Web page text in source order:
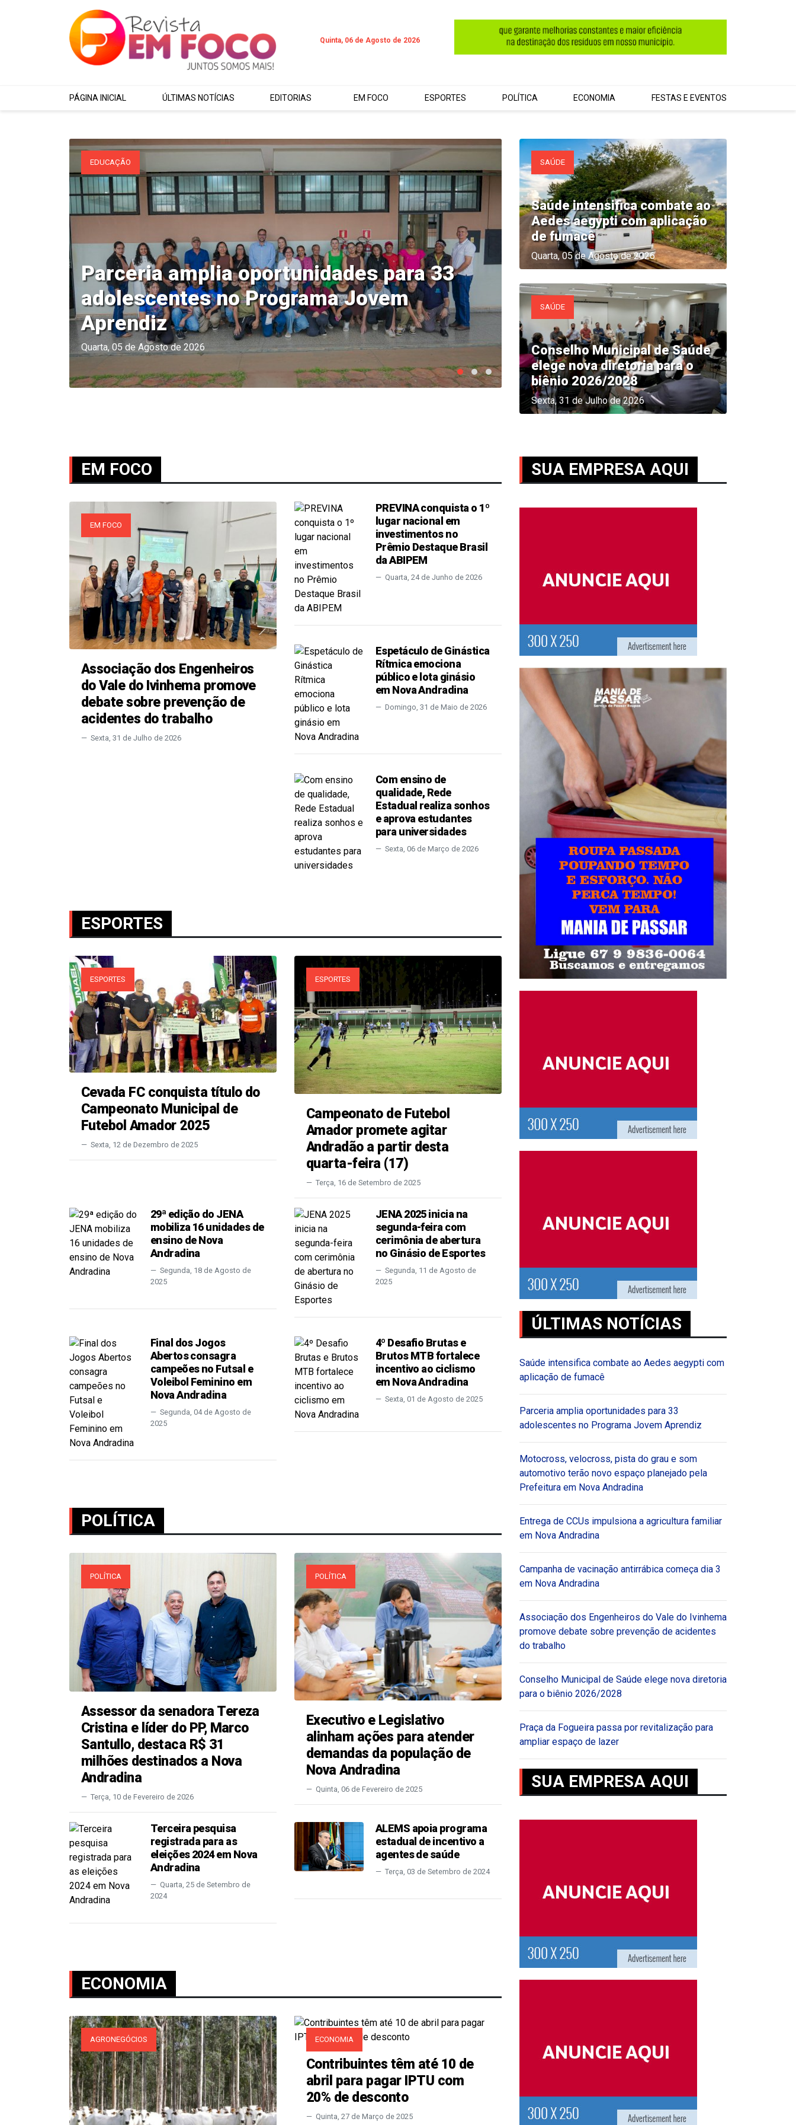
Quinta, 06 de Agosto de 2026
PÁGINA INICIAL ÚLTIMAS NOTÍCIAS EDITORIAS EM FOCO ESPORTES POLÍTICA ECONOMIA FESTAS E EVENTOS
ESPORTES
Motocross, velocross, pista do grau e som
automotivo terão novo espaço planejado
pela Prefeitura em Nova Andradina
Quarta, 05 de Agosto de 2026
AGRONEGÓCIOS
Entrega de CCUs
familiar em Nova Andradina
Quarta, 05 de Agosto de 2026
SAÚDE
Saúde intensifica combate ao
Aedes aegypti com aplicação
de fumacê
Quarta, 05 de Agosto de 2026
SAÚDE
Conselho Municipal de Saúde
elege nova diretoria para o
biênio 2026/2028
Sexta, 31 de Julho de 2026
EM FOCO
EM FOCO
Associação dos Engenheiros
do Vale do Ivinhema promove
debate sobre prevenção de
acidentes do trabalho
Sexta, 31 de Julho de 2026
PREVINA conquista o 1º
lugar nacional em
investimentos no
Prêmio Destaque Brasil
da ABIPEM
Quarta, 24 de Junho de 2026
Espetáculo de Ginástica
Rítmica emociona
público e lota ginásio
em Nova Andradina
Domingo, 31 de Maio de 2026
Com ensino de
qualidade, Rede
Estadual realiza sonhos
e aprova estudantes
para universidades
Sexta, 06 de Março de 2026
ESPORTES
ESPORTES
Cevada FC conquista título do
Campeonato Municipal de
Futebol Amador 2025
Sexta, 12 de Dezembro de 2025
ESPORTES
Campeonato de Futebol
Amador promete agitar
Andradão a partir desta
quarta-feira (17)
Terça, 16 de Setembro de 2025
29ª edição do JENA
mobiliza 16 unidades de
ensino de Nova
Andradina
Segunda, 18 de Agosto de
2025
JENA 2025 inicia na
segunda-feira com
cerimônia de abertura
no Ginásio de Esportes
Segunda, 11 de Agosto de
2025
Final dos Jogos
Abertos consagra
campeões no Futsal e
Voleibol Feminino em
Nova Andradina
Segunda, 04 de Agosto de
2025
4º Desafio Brutas e
Brutos MTB fortalece
incentivo ao ciclismo
em Nova Andradina
Sexta, 01 de Agosto de 2025
POLÍTICA
POLÍTICA
Assessor da senadora Tereza
Cristina e líder do PP, Marco
Santullo, destaca R$ 31
milhões destinados a Nova
Andradina
Terça, 10 de Fevereiro de 2026
POLÍTICA
Executivo e Legislativo
alinham ações para atender
demandas da população de
Nova Andradina
Quinta, 06 de Fevereiro de 2025
Terceira pesquisa
registrada para as
eleições 2024 em Nova
Andradina
Quarta, 25 de Setembro de
2024
ALEMS apoia programa
estadual de incentivo a
agentes de saúde
Terça, 03 de Setembro de 2024
ECONOMIA
AGRONEGÓCIOS ECONOMIA
Contribuintes têm até 10 de
abril para pagar IPTU com
20% de desconto
Quinta, 27 de Março de 2025
SUA EMPRESA AQUI
ÚLTIMAS NOTÍCIAS
Saúde intensifica combate ao Aedes aegypti com
aplicação de fumacê
Parceria amplia oportunidades para 33
adolescentes no Programa Jovem Aprendiz
Motocross, velocross, pista do grau e som
automotivo terão novo espaço planejado pela
Prefeitura em Nova Andradina
Entrega de CCUs impulsiona a agricultura familiar
em Nova Andradina
Campanha de vacinação antirrábica começa dia 3
em Nova Andradina
Associação dos Engenheiros do Vale do Ivinhema
promove debate sobre prevenção de acidentes
do trabalho
Conselho Municipal de Saúde elege nova diretoria
para o biênio 2026/2028
Praça da Fogueira passa por revitalização para
ampliar espaço de lazer
SUA EMPRESA AQUI